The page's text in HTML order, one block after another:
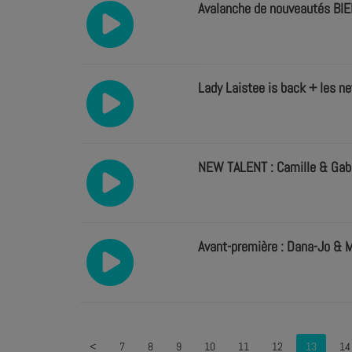
Avalanche de nouveautés
Lady Laistee is back + les
NEW TALENT : Camille &
Avant-première : Dana-Jo &
< 7 8 9 10 11 12 13 14